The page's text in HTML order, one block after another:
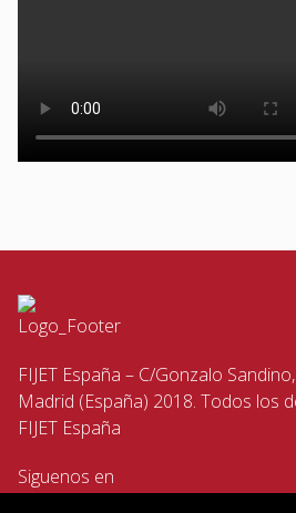
FIJET España – C/Gonzalo
Madrid (España) 2018. Todos los
FIJET España
Siguenos en